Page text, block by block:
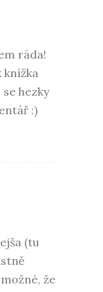
ráda!
knížka
hezky
:)
(tu
že